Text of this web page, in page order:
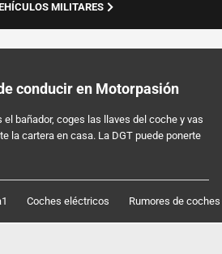
MILITARES
conducir en Motorpasión
el bañador, coges las llaves del coche y vas
la cartera en casa. La DGT puede ponerte
Coches eléctricos Rumores de coches